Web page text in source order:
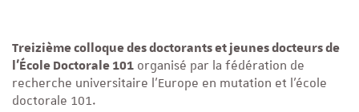
Treizième colloque des doctorants et jeunes docteurs de
l’École Doctorale 101 organisé par la fédération de
recherche universitaire l'Europe en mutation et l'école
doctorale 101.